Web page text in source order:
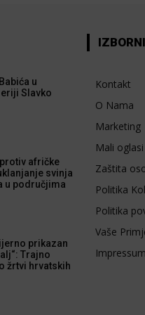
u
Slavko
afričke
svinja
u područjima
prikazan
Trajno
žrtvi hrvatskih
Kontakt
O Nama
Marketing
Mali oglasi
Zaštita
Politika
Politika
Vaše
Impressum